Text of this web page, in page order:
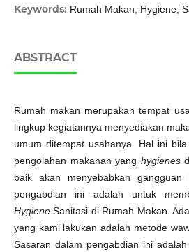
Keywords: Rumah Makan, Hygiene,
ABSTRACT
Rumah makan merupakan tempat
lingkup kegiatannya menyediakan
umum ditempat usahanya. Hal ini
pengolahan makanan yang hygienes
baik akan menyebabkan gangguan
pengabdian ini adalah untuk
HygieneSanitasi di Rumah Makan.
yang kami lakukan adalah metode
Sasaran dalam pengabdian ini